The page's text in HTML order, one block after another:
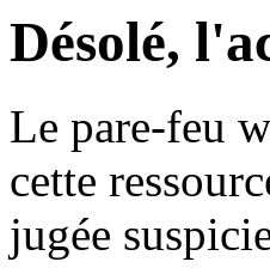
Désolé,
Le pare-feu
cette
jugée